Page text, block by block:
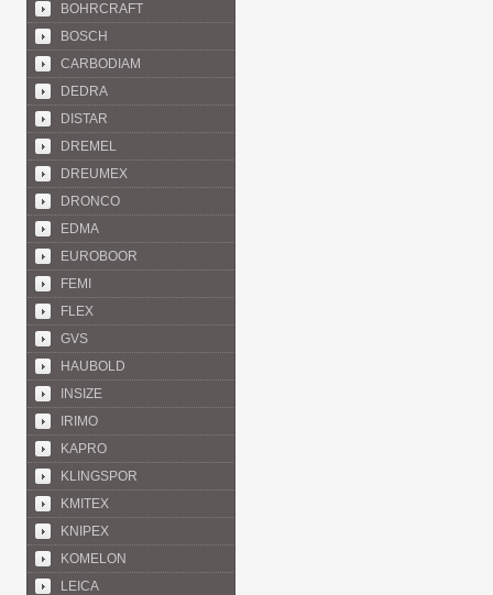
BOHRCRAFT
BOSCH
CARBODIAM
DEDRA
DISTAR
DREMEL
DREUMEX
DRONCO
EDMA
EUROBOOR
FEMI
FLEX
GVS
HAUBOLD
INSIZE
IRIMO
KAPRO
KLINGSPOR
KMITEX
KNIPEX
KOMELON
LEICA